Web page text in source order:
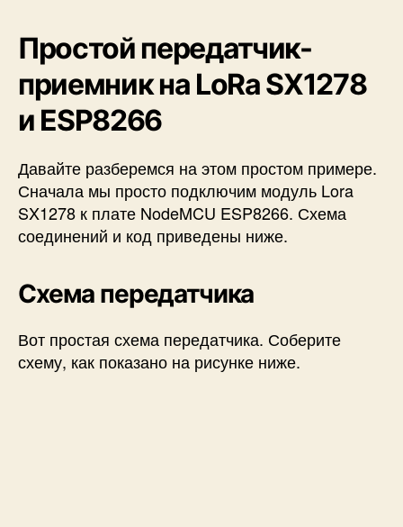
Простой передатчик-
приемник на LoRa SX1278
и ESP8266
Давайте разберемся на этом простом примере.
Сначала мы просто подключим модуль Lora
SX1278 к плате NodeMCU ESP8266. Схема
соединений и код приведены ниже.
Схема передатчика
Вот простая схема передатчика. Соберите
схему, как показано на рисунке ниже.